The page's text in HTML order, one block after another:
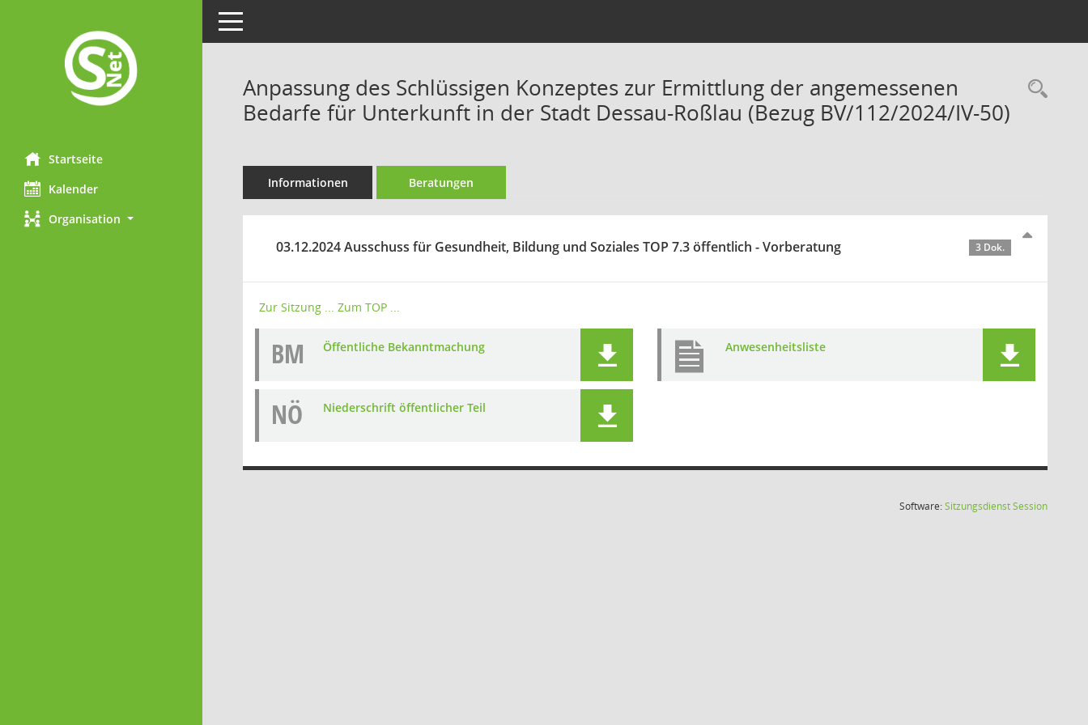
Startseite
Kalender
Organisation
Toggle navigation
Anpassung des Schlüssigen Konzeptes zur Ermittlung der angemessenen
Bedarfe für Unterkunft in der Stadt Dessau-Roßlau (Bezug BV/112/2024/IV-50)
Informationen Beratungen
03.12.2024 Ausschuss für Gesundheit, Bildung und Soziales TOP 7.3 öffentlich - Vorberatung 3 Dok.
Zur Sitzung ... Zum TOP ...
BM Öffentliche Bekanntmachung Anwesenheitsliste
NÖ Niederschrift öffentlicher Teil
Software:SitzungsdienstSession(Wird in